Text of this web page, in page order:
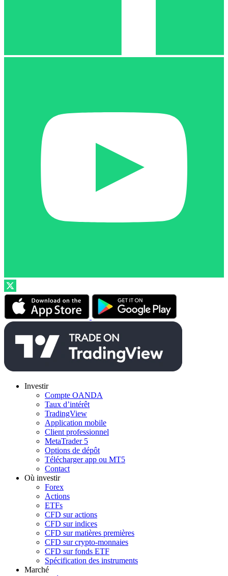
Investir
Compte OANDA
Taux d’intérêt
TradingView
Application mobile
Client professionnel
MetaTrader 5
Options de dépôt
Télécharger app ou MT5
Contact
Où investir
Forex
Actions
ETFs
CFD sur actions
CFD sur indices
CFD sur matières premières
CFD sur crypto-monnaies
CFD sur fonds ETF
Spécification des instruments
Marché